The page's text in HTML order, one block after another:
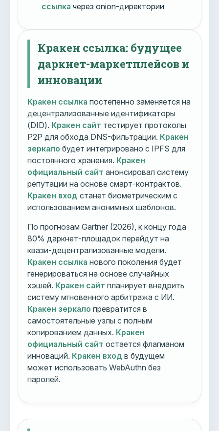
ссылка через onion-директории
Кракен ссылка: будущее
даркнет-маркетплейсов и
инновации
Кракен ссылка постепенно заменяется на
децентрализованные идентификаторы
(DID). Кракен сайт тестирует протоколы
P2P для обхода DNS-фильтрации. Кракен
зеркало будет интегрировано с IPFS для
постоянного хранения. Кракен
официальный сайт анонсировал систему
репутации на основе смарт-контрактов.
Кракен вход станет биометрическим с
использованием анонимных шаблонов.
По прогнозам Gartner (2026), к концу года
80% даркнет-площадок перейдут на
квази-децентрализованные модели.
Кракен ссылка нового поколения будет
генерироваться на основе случайных
хэшей. Кракен сайт планирует внедрить
систему мгновенного арбитража с ИИ.
Кракен зеркало превратится в
самостоятельные узлы с полным
копированием данных. Кракен
официальный сайт остается флагманом
инноваций. Кракен вход в будущем
может использовать WebAuthn без
паролей.